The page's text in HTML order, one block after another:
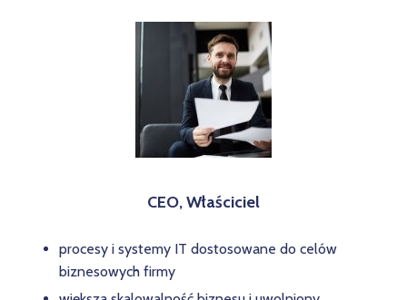
CEO, Właściciel
procesy i systemy IT dostosowane do celów
biznesowych firmy